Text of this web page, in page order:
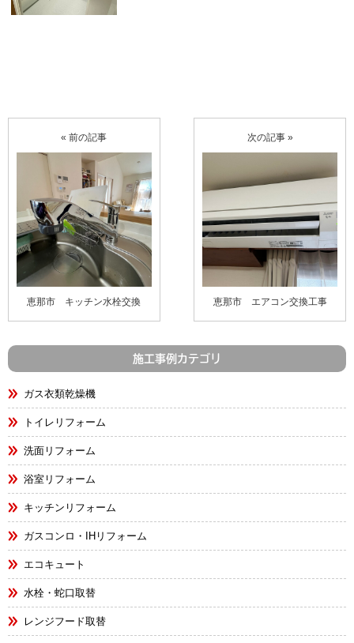
« 前の記事
恵那市 キッチン水栓交換
次の記事 »
恵那市 エアコン交換工事
施工事例カテゴリ
ガス衣類乾燥機
トイレリフォーム
洗面リフォーム
浴室リフォーム
キッチンリフォーム
ガスコンロ・IHリフォーム
エコキュート
水栓・蛇口取替
レンジフード取替